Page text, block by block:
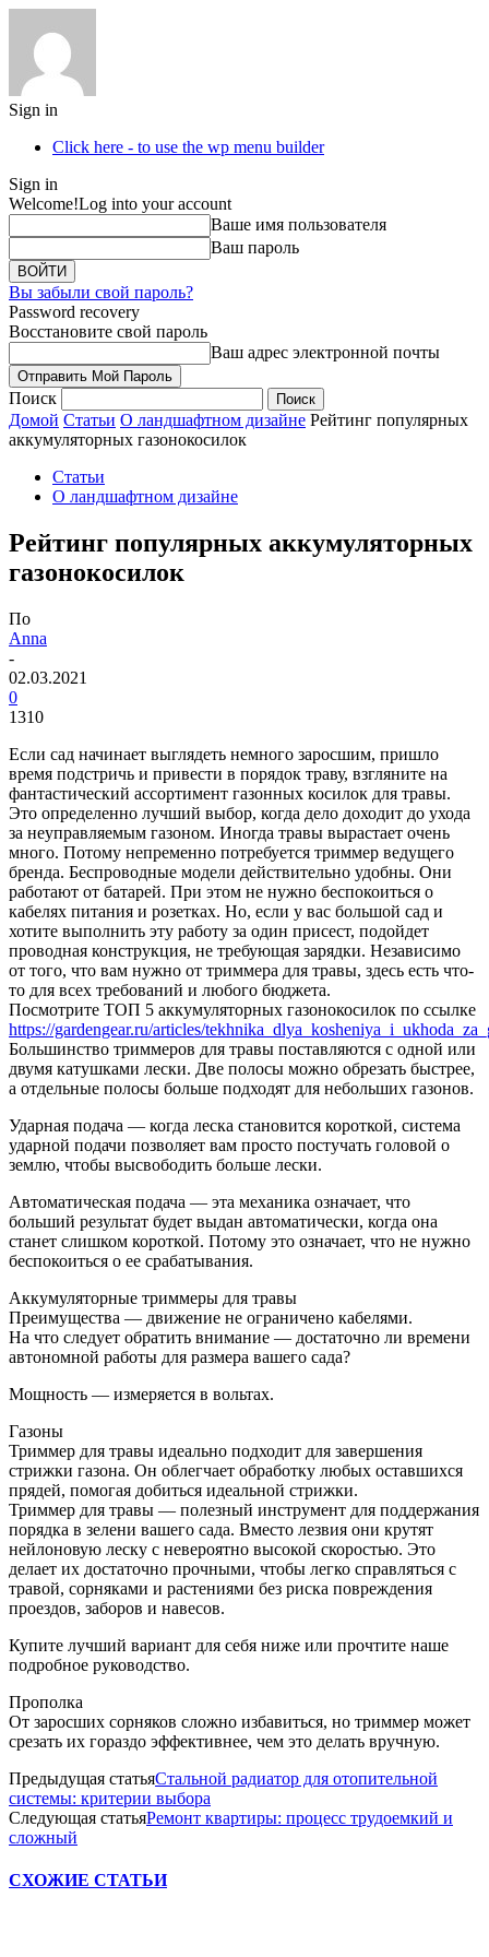
Sign in
Click here - to use the wp menu builder
Sign in
Welcome!Log into your account
Ваше имя пользователя
Ваш пароль
Вы забыли свой пароль?
Password recovery
Восстановите свой пароль
Ваш адрес электронной почты
Поиск
Домой Статьи О ландшафтном дизайне Рейтинг популярных
аккумуляторных газонокосилок
Статьи
О ландшафтном дизайне
Рейтинг популярных аккумуляторных
газонокосилок
По
Anna
-
02.03.2021
0
1310
Если сад начинает выглядеть немного заросшим, пришло
время подстричь и привести в порядок траву, взгляните на
фантастический ассортимент газонных косилок для травы.
Это определенно лучший выбор, когда дело доходит до ухода
за неуправляемым газоном. Иногда травы вырастает очень
много. Потому непременно потребуется триммер ведущего
бренда. Беспроводные модели действительно удобны. Они
работают от батарей. При этом не нужно беспокоиться о
кабелях питания и розетках. Но, если у вас большой сад и
хотите выполнить эту работу за один присест, подойдет
проводная конструкция, не требующая зарядки. Независимо
от того, что вам нужно от триммера для травы, здесь есть что-
то для всех требований и любого бюджета.
Посмотрите ТОП 5 аккумуляторных газонокосилок по ссылке
https://gardengear.ru/articles/
Большинство триммеров для травы поставляются с одной или
двумя катушками лески. Две полосы можно обрезать быстрее,
а отдельные полосы больше подходят для небольших газонов.
Ударная подача — когда леска становится короткой, система
ударной подачи позволяет вам просто постучать головой о
землю, чтобы высвободить больше лески.
Автоматическая подача — эта механика означает, что
больший результат будет выдан автоматически, когда она
станет слишком короткой. Потому это означает, что не нужно
беспокоиться о ее срабатывания.
Аккумуляторные триммеры для травы
Преимущества — движение не ограничено кабелями.
На что следует обратить внимание — достаточно ли времени
автономной работы для размера вашего сада?
Мощность — измеряется в вольтах.
Газоны
Триммер для травы идеально подходит для завершения
стрижки газона. Он облегчает обработку любых оставшихся
прядей, помогая добиться идеальной стрижки.
Триммер для травы — полезный инструмент для поддержания
порядка в зелени вашего сада. Вместо лезвия они крутят
нейлоновую леску с невероятно высокой скоростью. Это
делает их достаточно прочными, чтобы легко справляться с
травой, сорняками и растениями без риска повреждения
проездов, заборов и навесов.
Купите лучший вариант для себя ниже или прочтите наше
подробное руководство.
Прополка
От заросших сорняков сложно избавиться, но триммер может
срезать их гораздо эффективнее, чем это делать вручную.
Предыдущая статьяСтальной радиатор для отопительной
системы: критерии выбора
Следующая статьяРемонт квартиры: процесс трудоемкий и
сложный
СХОЖИЕ СТАТЬИ